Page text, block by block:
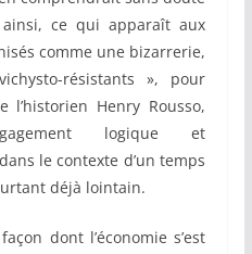
ce qui apparaît aux
comme une bizarrerie,
résistants », pour
l’historien Henry Rousso,
logique et
le contexte d’un temps
déjà lointain.
dont l’économie s’est